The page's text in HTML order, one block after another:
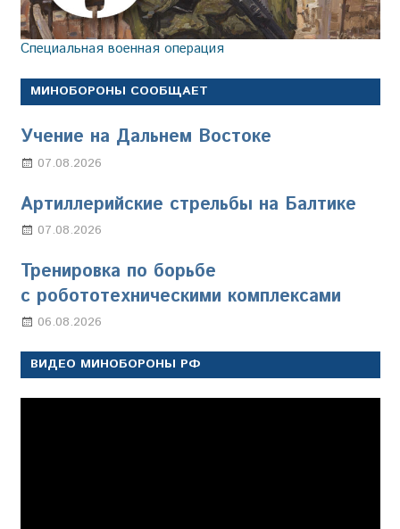
Специальная военная операция
МИНОБОРОНЫ СООБЩАЕТ
Учение на Дальнем Востоке
07.08.2026
Артиллерийские стрельбы на Балтике
07.08.2026
Тренировка по борьбе
с робототехническими комплексами
06.08.2026
ВИДЕО МИНОБОРОНЫ РФ